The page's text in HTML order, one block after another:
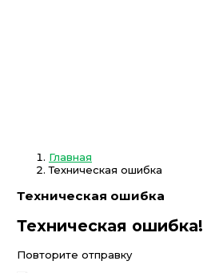
Главная
Техническая ошибка
Техническая ошибка
Техническая ошибка!
Повторите отправку